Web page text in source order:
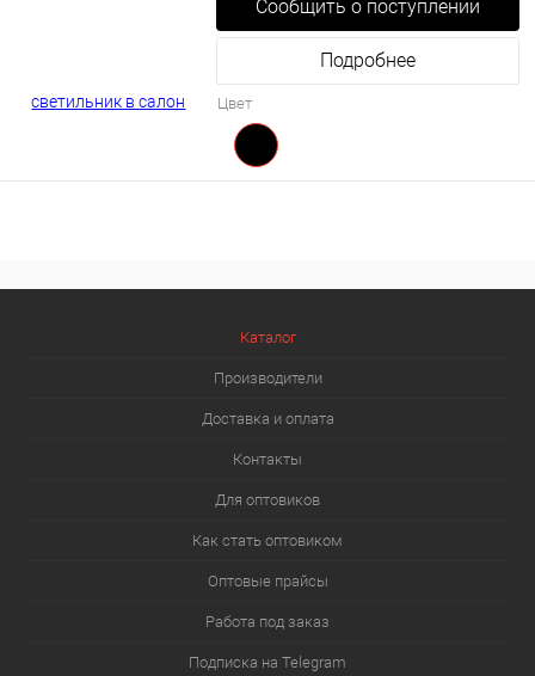
Сообщить о поступлении
Подробнее
Цвет
Каталог
Производители
Доставка и оплата
Контакты
Для оптовиков
Как стать оптовиком
Оптовые прайсы
Работа под заказ
Подписка на Telegram